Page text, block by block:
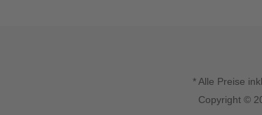
* Alle Preise
Copyright ©